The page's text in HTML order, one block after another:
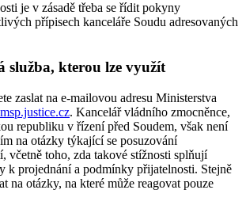
je v zásadě třeba se řídit pokyny
přípisech kanceláře Soudu adresovaných
služba, kterou lze využít
zaslat na e-mailovou adresu Ministerstva
. Kancelář vládního zmocněnce,
republiku v řízení před Soudem, však není
na otázky týkající se posuzování
včetně toho, zda takové stížnosti splňují
k projednání a podmínky přijatelnosti. Stejně
na otázky, na které může reagovat pouze